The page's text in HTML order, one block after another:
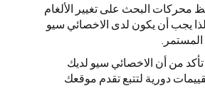
محركات البحث على تغيير الألغام
لذا يجب أن يكون لدى الاخصائي سيو
المستمر.
من أن الاخصائي سيو لديك
دورية لتتبع تقدم موقعك